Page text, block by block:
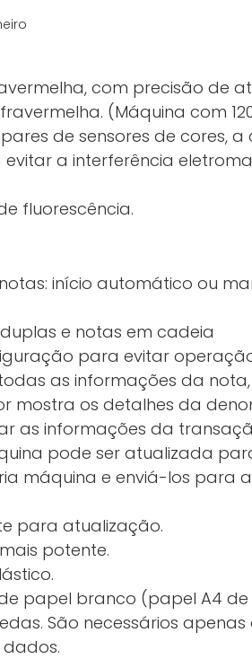
com precisão de
(Máquina com
de sensores de cores,
a interferência
fluorescência.
início automático ou
e notas em cadeia
para evitar
as informações da
mostra os detalhes da
as informações da
pode ser atualizada
máquina e enviá-los para
para atualização.
potente.
papel branco (papel A4
São necessários